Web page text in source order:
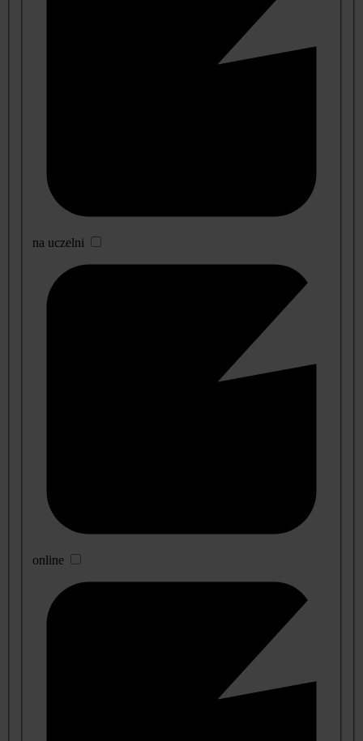
na uczelni
online